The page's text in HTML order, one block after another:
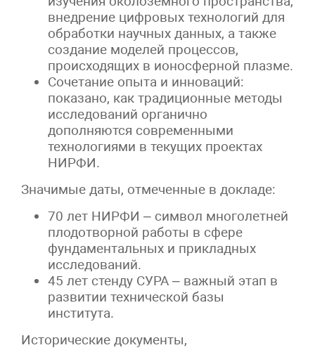
внедрение цифровых технологий для
обработки научных данных, а также
создание моделей процессов,
происходящих в ионосферной плазме.
Сочетание опыта и инноваций:
показано, как традиционные методы
исследований органично
дополняются современными
технологиями в текущих проектах
НИРФИ.
Значимые даты, отмеченные в докладе:
70 лет НИРФИ – символ многолетней
плодотворной работы в сфере
фундаментальных и прикладных
исследований.
45 лет стенду СУРА – важный этап в
развитии технической базы
института.
Исторические документы,